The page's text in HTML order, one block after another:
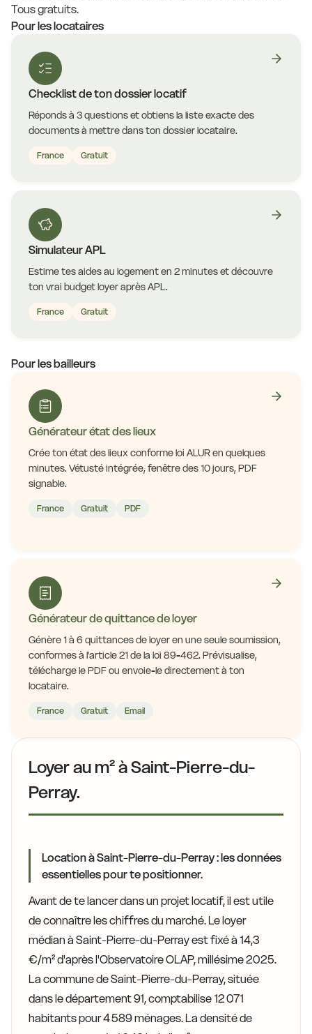
Tous gratuits.
Pour les locataires
Checklist de ton dossier locatif
Réponds à 3 questions et obtiens la liste exacte des
documents à mettre dans ton dossier locataire.
France Gratuit
Simulateur APL
Estime tes aides au logement en 2 minutes et découvre
ton vrai budget loyer après APL.
France Gratuit
Pour les bailleurs
Générateur état des lieux
Crée ton état des lieux conforme loi ALUR en quelques
minutes. Vétusté intégrée, fenêtre des 10 jours, PDF
signable.
France Gratuit PDF
Générateur de quittance de loyer
Génère 1 à 6 quittances de loyer en une seule soumission,
conformes à l'article 21 de la loi 89-462. Prévisualise,
télécharge le PDF ou envoie-le directement à ton
locataire.
France Gratuit Email
Loyer au m² à Saint-Pierre-du-
Perray.
Location à Saint-Pierre-du-Perray : les données
essentielles pour te positionner.
Avant de te lancer dans un projet locatif, il est utile
de connaître les chiffres du marché. Le loyer
médian à Saint-Pierre-du-Perray est fixé à 14,3
€/m² d'après l'Observatoire OLAP, millésime 2025.
La commune de Saint-Pierre-du-Perray, située
dans le département 91, comptabilise 12 071
habitants pour 4 589 ménages. La densité de